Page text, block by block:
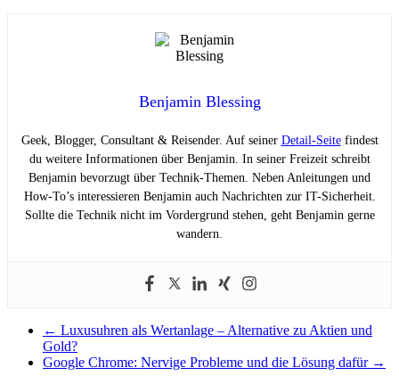
Benjamin Blessing
Geek, Blogger, Consultant & Reisender. Auf seiner Detail-Seitefindest
du weitere Informationen über Benjamin. In seiner Freizeit schreibt
Benjamin bevorzugt über Technik-Themen. Neben Anleitungen und
How-To’s interessieren Benjamin auch Nachrichten zur IT-Sicherheit.
Sollte die Technik nicht im Vordergrund stehen, geht Benjamin gerne
wandern.
← Luxusuhren als Wertanlage – Alternative zu Aktien und
Gold?
Google Chrome: Nervige Probleme und die Lösung dafür →